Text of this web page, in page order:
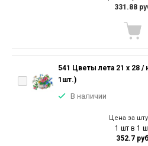
331.88
541 Цветы лета 21 х 28
1шт.)
В наличии
Цена за
1 шт в 1
352.7 руб